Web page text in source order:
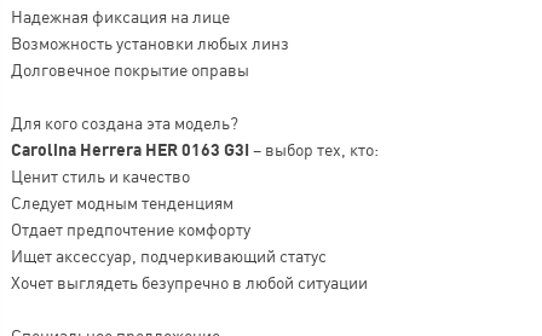
Надежная фиксация на лице
Возможность установки любых линз
Долговечное покрытие оправы
Для кого создана эта модель?
Carolina Herrera HER 0163 G3I – выбор тех, кто:
Ценит стиль и качество
Следует модным тенденциям
Отдает предпочтение комфорту
Ищет аксессуар, подчеркивающий статус
Хочет выглядеть безупречно в любой ситуации